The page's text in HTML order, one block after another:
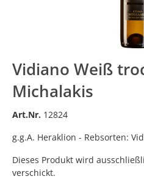
Vidiano Weiß
Michalakis
Art.Nr. 12824
g.g.A. Heraklion - Rebsorten:
Dieses Produkt wird
verschickt.